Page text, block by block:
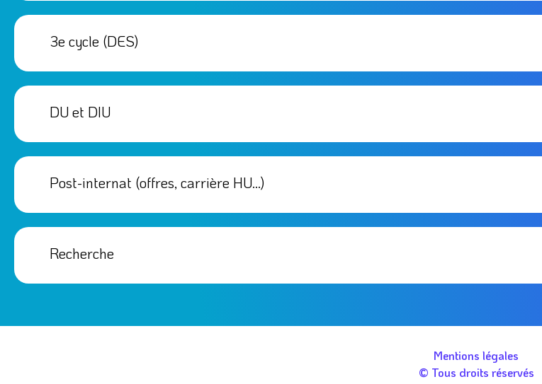
3e cycle (DES)
DU et DIU
Post-internat (offres, carrière HU…)
Recherche
Mentions légales
© Tous droits réservés